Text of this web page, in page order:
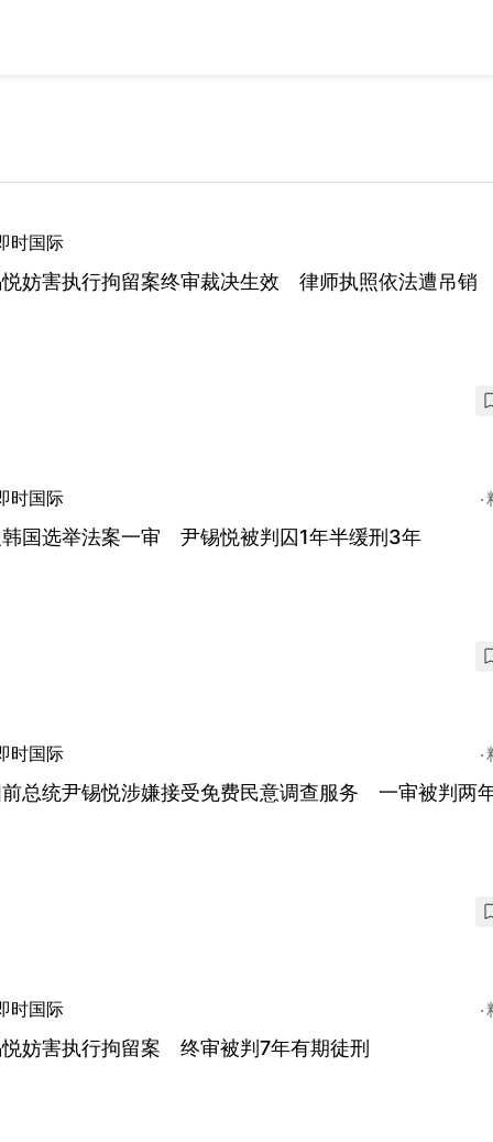
时国际
妨害执行拘留案终审裁决生效 律师执照依法遭吊销
时国际
国选举法案一审 尹锡悦被判囚1年半缓刑3年
时国际
总统尹锡悦涉嫌接受免费民意调查服务 一审被判两
时国际
妨害执行拘留案 终审被判7年有期徒刑